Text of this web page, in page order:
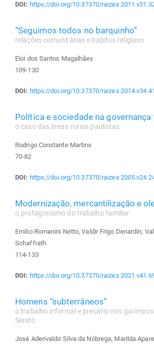
DOI: https://doi.org/10.37370/
“Seguimos todos no barquinho”
relações comunitárias e habitus religioso
Eloi dos Santos Magalhães
109-130
DOI: https://doi.org/10.37370/
Política e sociedade na governança
o caso das áreas rurais paulistas
Rodrigo Constante Martins
70-82
DOI: https://doi.org/10.37370/
Modernização, mercantilização e
o protagonismo do trabalho familiar
Emilio Romanini Netto, Valdir Frigo Denardin,
Schaffrath
114-133
DOI: https://doi.org/10.37370/
Homens “subterrâneos”
o trabalho informal e precário nos
Seridó
José Aderivaldo Silva da Nóbrega, Marilda